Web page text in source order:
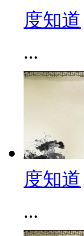
度知道
...
度知道
...